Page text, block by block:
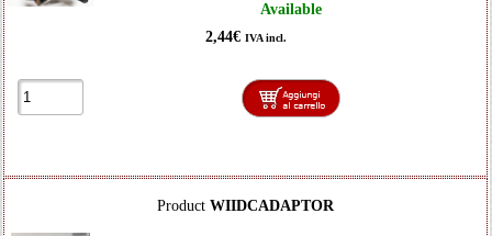
Available
2,44€ IVA incl.
Product WIIDCADAPTOR